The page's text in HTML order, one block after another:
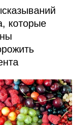
которые